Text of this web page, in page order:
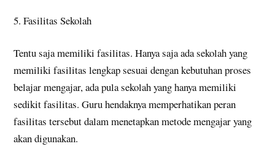
5. Fasilitas Sekolah
Tentu saja memiliki fasilitas. Hanya saja ada sekolah yang
memiliki fasilitas lengkap sesuai dengan kebutuhan proses
belajar mengajar, ada pula sekolah yang hanya memiliki
sedikit fasilitas. Guru hendaknya memperhatikan peran
fasilitas tersebut dalam menetapkan metode mengajar yang
akan digunakan.